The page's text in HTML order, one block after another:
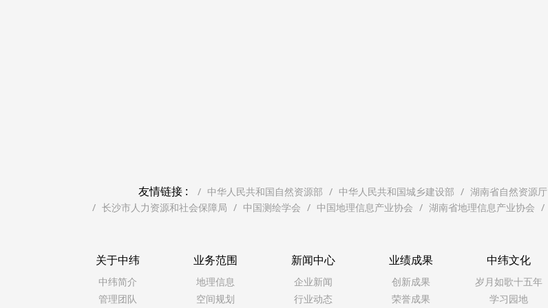
友情链接 : 中华人民共和国自然资源部 中华人民共和国城乡建设部 湖南省自然资源厅
长沙市人力资源和社会保障局
中国测绘学会 中国地理信息产业协会 湖南省地理信息产业协会
关于中纬
中纬简介
管理团队
业务范围
地理信息
空间规划
新闻中心
企业新闻
行业动态
业绩成果
创新成果
荣誉成果
中纬文化
岁月如歌十五年
学习园地